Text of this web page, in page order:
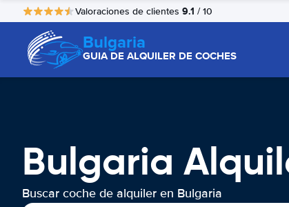
Valoraciones de clientes 9.1 / 10
Bulgaria
GUIA DE ALQUILER DE COCHES
Bulgaria
Buscar coche de alquiler en Bulgaria